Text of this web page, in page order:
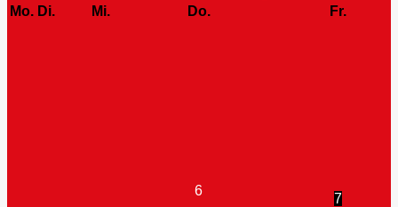
Mo. Di. Mi. Do. Fr.
6
7